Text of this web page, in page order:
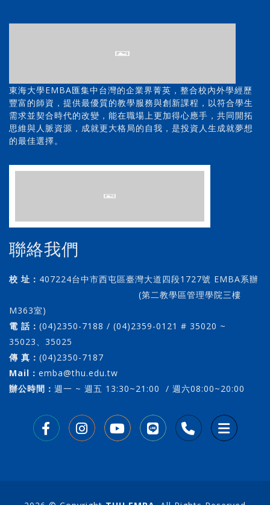
東海大學EMBA匯集中台灣的企業界菁英，整合校內外學經歷
豐富的師資，提供最優質的教學服務與創新課程，以符合學生
需求並契合時代的改變，能在職場上更加得心應手，共同開拓
思維與人脈資源，成就更大格局的自我，是投資人生成就夢想
的最佳選擇。
聯絡我們
校 址： 407224台中市西屯區臺灣大道四段1727號 EMBA系辦
(第二教學區管理學院三樓
M363室)
電 話： (04)2350-7188 / (04)2359-0121 # 35020 ~
35023、35025
傳 真： (04)2350-7187
Mail： emba@thu.edu.tw
辦公時間： 週一 ~ 週五 13:30~21:00 / 週六08:00~20:00